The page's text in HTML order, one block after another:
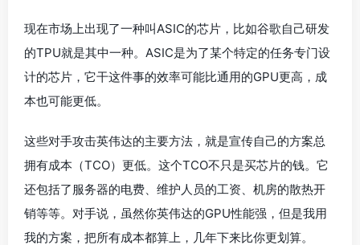
现在市场上出现了一种叫ASIC的芯片，比如谷歌自己研发
的TPU就是其中一种。ASIC是为了某个特定的任务专门设
计的芯片，它干这件事的效率可能比通用的GPU更高，成
本也可能更低。
这些对手攻击英伟达的主要方法，就是宣传自己的方案总
拥有成本（TCO）更低。这个TCO不只是买芯片的钱。它
还包括了服务器的电费、维护人员的工资、机房的散热开
销等等。对手说，虽然你英伟达的GPU性能强，但是我用
我的方案，把所有成本都算上，几年下来比你更划算。